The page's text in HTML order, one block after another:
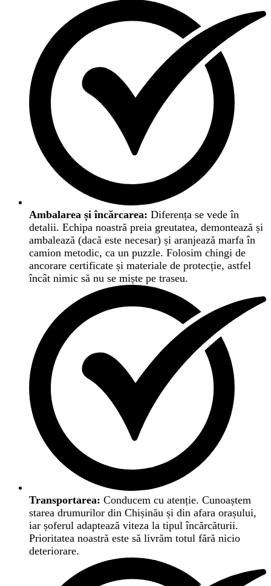
Ambalarea și încărcarea: Diferența se vede în
detalii. Echipa noastră preia greutatea, demontează și
ambalează (dacă este necesar) și aranjează marfa în
camion metodic, ca un puzzle. Folosim chingi de
ancorare certificate și materiale de protecție, astfel
încât nimic să nu se miște pe traseu.
Transportarea: Conducem cu atenție. Cunoaștem
starea drumurilor din Chișinău și din afara orașului,
iar șoferul adaptează viteza la tipul încărcăturii.
Prioritatea noastră este să livrăm totul fără nicio
deteriorare.